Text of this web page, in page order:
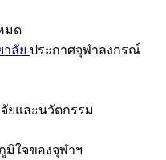
มด
ลัย ประกาศจุฬาลงกรณ์
ยและนวัตกรรม
มิใจของจุฬาฯ